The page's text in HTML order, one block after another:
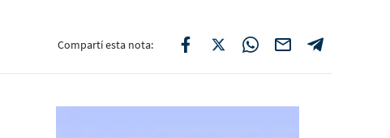
Compartí esta nota: